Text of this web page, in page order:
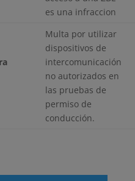
es una infraccion
Multa por utilizar
dispositivos de
intercomunicación
no autorizados en
las pruebas de
permiso de
conducción.